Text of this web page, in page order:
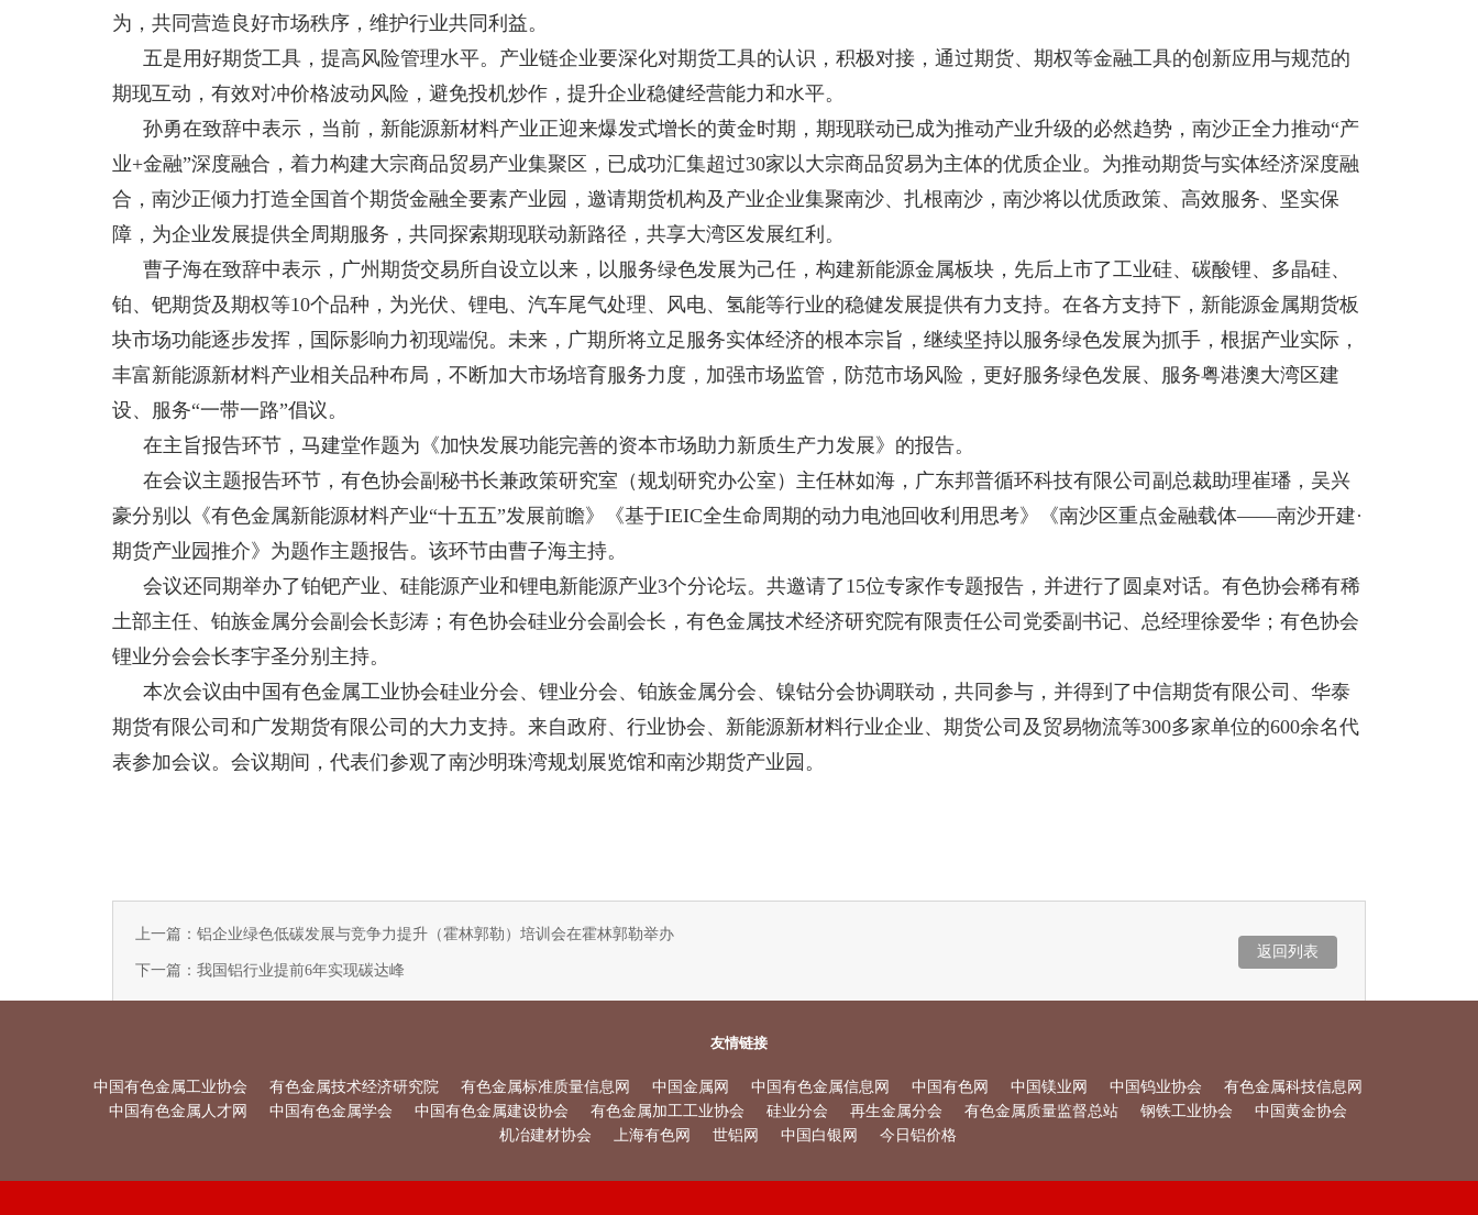
为，共同营造良好市场秩序，维护行业共同利益。
五是用好期货工具，提高风险管理水平。产业链企业要深化对期货工具的认识，积极对接，通过期货、期权等金融工具的创新应用与规范的
期现互动，有效对冲价格波动风险，避免投机炒作，提升企业稳健经营能力和水平。
孙勇在致辞中表示，当前，新能源新材料产业正迎来爆发式增长的黄金时期，期现联动已成为推动产业升级的必然趋势，南沙正全力推动“产
业+金融”深度融合，着力构建大宗商品贸易产业集聚区，已成功汇集超过30家以大宗商品贸易为主体的优质企业。为推动期货与实体经济深度融
合，南沙正倾力打造全国首个期货金融全要素产业园，邀请期货机构及产业企业集聚南沙、扎根南沙，南沙将以优质政策、高效服务、坚实保
障，为企业发展提供全周期服务，共同探索期现联动新路径，共享大湾区发展红利。
曹子海在致辞中表示，广州期货交易所自设立以来，以服务绿色发展为己任，构建新能源金属板块，先后上市了工业硅、碳酸锂、多晶硅、
铂、钯期货及期权等10个品种，为光伏、锂电、汽车尾气处理、风电、氢能等行业的稳健发展提供有力支持。在各方支持下，新能源金属期货板
块市场功能逐步发挥，国际影响力初现端倪。未来，广期所将立足服务实体经济的根本宗旨，继续坚持以服务绿色发展为抓手，根据产业实际，
丰富新能源新材料产业相关品种布局，不断加大市场培育服务力度，加强市场监管，防范市场风险，更好服务绿色发展、服务粤港澳大湾区建
设、服务“一带一路”倡议。
在主旨报告环节，马建堂作题为《加快发展功能完善的资本市场助力新质生产力发展》的报告。
在会议主题报告环节，有色协会副秘书长兼政策研究室（规划研究办公室）主任林如海，广东邦普循环科技有限公司副总裁助理崔璠，吴兴
豪分别以《有色金属新能源材料产业“十五五”发展前瞻》《基于IEIC全生命周期的动力电池回收利用思考》《南沙区重点金融载体——南沙开建·
期货产业园推介》为题作主题报告。该环节由曹子海主持。
会议还同期举办了铂钯产业、硅能源产业和锂电新能源产业3个分论坛。共邀请了15位专家作专题报告，并进行了圆桌对话。有色协会稀有稀
土部主任、铂族金属分会副会长彭涛；有色协会硅业分会副会长，有色金属技术经济研究院有限责任公司党委副书记、总经理徐爱华；有色协会
锂业分会会长李宇圣分别主持。
本次会议由中国有色金属工业协会硅业分会、锂业分会、铂族金属分会、镍钴分会协调联动，共同参与，并得到了中信期货有限公司、华泰
期货有限公司和广发期货有限公司的大力支持。来自政府、行业协会、新能源新材料行业企业、期货公司及贸易物流等300多家单位的600余名代
表参加会议。会议期间，代表们参观了南沙明珠湾规划展览馆和南沙期货产业园。
上一篇：铝企业绿色低碳发展与竞争力提升（霍林郭勒）培训会在霍林郭勒举办
下一篇：我国铝行业提前6年实现碳达峰
返回列表
友情链接
中国有色金属工业协会 有色金属技术经济研究院 有色金属标准质量信息网 中国金属网 中国有色金属信息网 中国有色网 中国镁业网 中国钨业协会
有色金属科技信息网
中国有色金属人才网
中国有色金属学会 中国有色金属建设协会 有色金属加工工业协会 硅业分会 再生金属分会 有色金属质量监督总站 钢铁工业协会
中国黄金协会
机冶建材协会
上海有色网 世铝网 中国白银网 今日铝价格